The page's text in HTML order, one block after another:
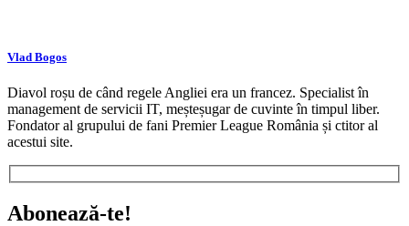
Vlad Bogos
Diavol roșu de când regele Angliei era un francez. Specialist în
management de servicii IT, meșteșugar de cuvinte în timpul liber.
Fondator al grupului de fani Premier League România și ctitor al
acestui site.
Abonează-te!